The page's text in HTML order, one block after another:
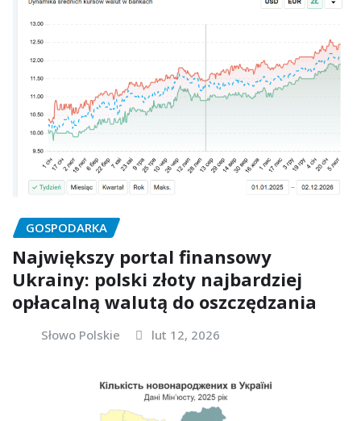
GOSPODARKA
Największy portal finansowy
Ukrainy: polski złoty najbardziej
opłacalną walutą do oszczędzania
Słowo Polskie lut 12, 2026